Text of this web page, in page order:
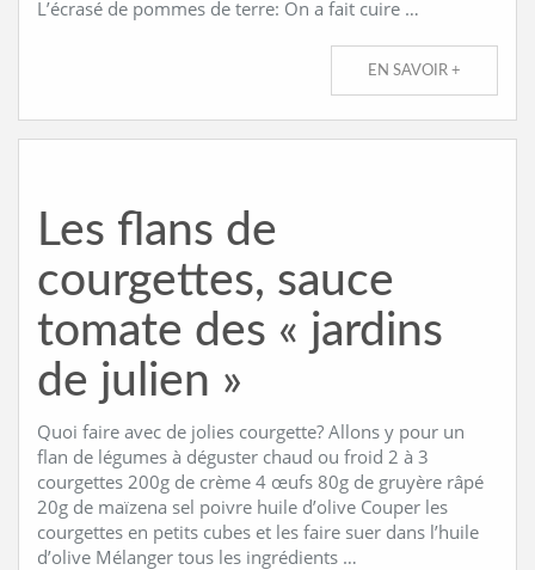
L’écrasé de pommes de terre: On a fait cuire …
EN SAVOIR +
Les flans de
courgettes, sauce
tomate des « jardins
de julien »
Quoi faire avec de jolies courgette? Allons y pour un
flan de légumes à déguster chaud ou froid 2 à 3
courgettes 200g de crème 4 œufs 80g de gruyère râpé
20g de maïzena sel poivre huile d’olive Couper les
courgettes en petits cubes et les faire suer dans l’huile
d’olive Mélanger tous les ingrédients …